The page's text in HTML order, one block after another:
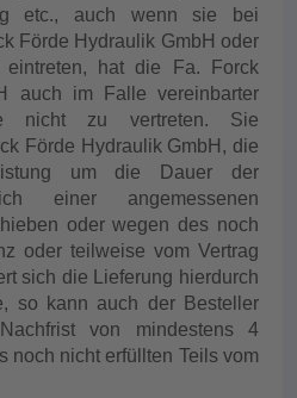
etc., auch wenn sie bei
Förde Hydraulik GmbH oder
eintreten, hat die Fa. Forck
auch im Falle vereinbarter
nicht zu vertreten. Sie
Förde Hydraulik GmbH, die
um die Dauer der
einer angemessenen
oder wegen des noch
oder teilweise vom Vertrag
sich die Lieferung hierdurch
so kann auch der Besteller
von mindestens 4
noch nicht erfüllten Teils vom